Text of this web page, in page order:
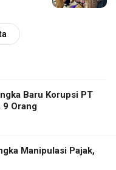
Baru Korupsi PT
9 Orang
Manipulasi Pajak,